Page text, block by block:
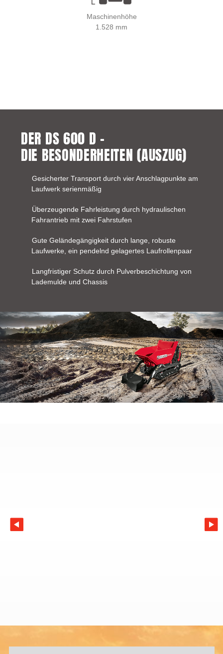
Maschinenhöhe
1.528 mm
DER DS 600 D –
DIE BESONDERHEITEN (AUSZUG)
Gesicherter Transport durch vier Anschlagpunkte am
Laufwerk serienmäßig
Überzeugende Fahrleistung durch hydraulischen
Fahrantrieb mit zwei Fahrstufen
Gute Geländegängigkeit durch lange, robuste
Laufwerke, ein pendelnd gelagertes Laufrollenpaar
Langfristiger Schutz durch Pulverbeschichtung von
Lademulde und Chassis